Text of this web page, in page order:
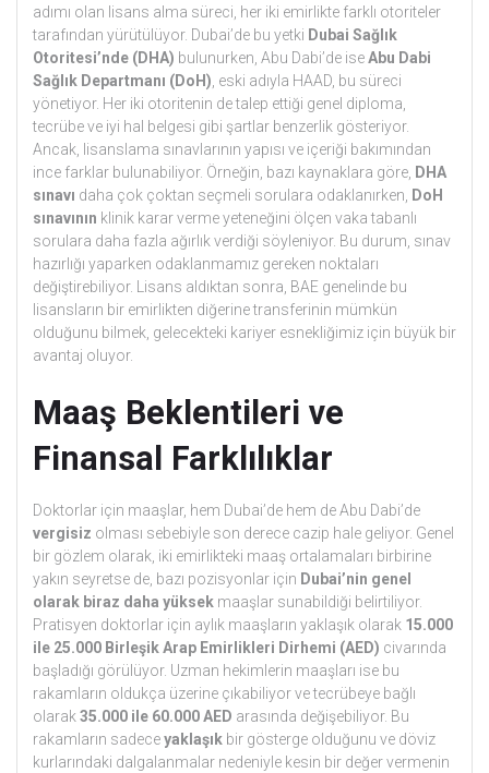
adımı olan lisans alma süreci, her iki emirlikte farklı otoriteler
tarafından yürütülüyor. Dubai’de bu yetki Dubai Sağlık
Otoritesi’nde (DHA) bulunurken, Abu Dabi’de iseAbu Dabi
Sağlık Departmanı (DoH) , eski adıyla HAAD, bu süreci
yönetiyor. Her iki otoritenin de talep ettiği genel diploma,
tecrübe ve iyi hal belgesi gibi şartlar benzerlik gösteriyor.
Ancak, lisanslama sınavlarının yapısı ve içeriği bakımından
ince farklar bulunabiliyor. Örneğin, bazı kaynaklara göre, DHA
sınavı daha çok çoktan seçmeli sorulara odaklanırken,
DoH
sınavının klinik karar verme yeteneğini ölçen vaka tabanlı
sorulara daha fazla ağırlık verdiği söyleniyor. Bu durum, sınav
hazırlığı yaparken odaklanmamız gereken noktaları
değiştirebiliyor. Lisans aldıktan sonra, BAE genelinde bu
lisansların bir emirlikten diğerine transferinin mümkün
olduğunu bilmek, gelecekteki kariyer esnekliğimiz için büyük bir
avantaj oluyor.
Maaş Beklentileri ve
Finansal Farklılıklar
Doktorlar için maaşlar, hem Dubai’de hem de Abu Dabi’de
vergisiz olması sebebiyle son derece cazip hale geliyor. Genel
bir gözlem olarak, iki emirlikteki maaş ortalamaları birbirine
yakın seyretse de, bazı pozisyonlar için Dubai’nin genel
olarak biraz daha yüksek maaşlar sunabildiği belirtiliyor.
Pratisyen doktorlar için aylık maaşların yaklaşık olarak 15.000
ile 25.000 Birleşik Arap Emirlikleri Dirhemi (AED) civarında
başladığı görülüyor. Uzman hekimlerin maaşları ise bu
rakamların oldukça üzerine çıkabiliyor ve tecrübeye bağlı
olarak 35.000 ile 60.000 AED arasında değişebiliyor. Bu
rakamların sadeceyaklaşık bir gösterge olduğunu ve döviz
kurlarındaki dalgalanmalar nedeniyle kesin bir değer vermenin